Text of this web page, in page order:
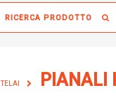
RICERCA PRODOTTO
TELAI PIANALI